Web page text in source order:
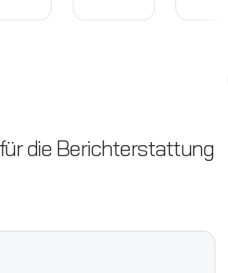
die Berichterstattung